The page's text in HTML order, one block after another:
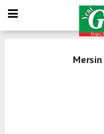
Mersin